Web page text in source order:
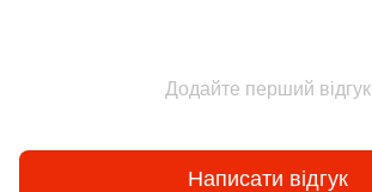
Додайте перший відгук
Написати відгук